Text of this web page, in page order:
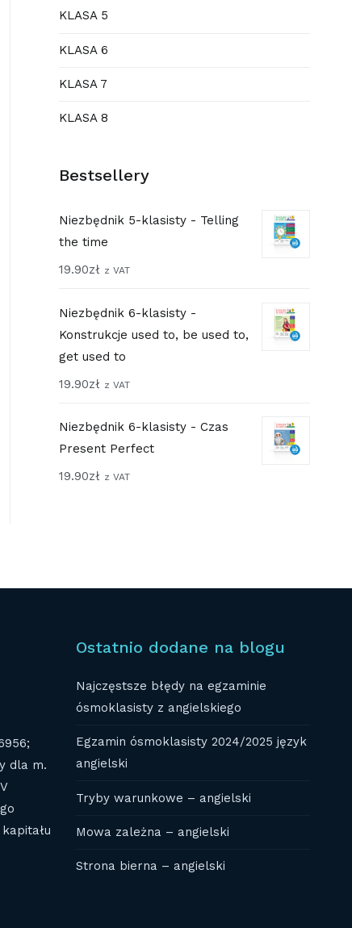
KLASA 5
KLASA 6
KLASA 7
KLASA 8
Bestsellery
Niezbędnik 5-klasisty - Telling
the time
19.90zł z VAT
Niezbędnik 6-klasisty -
Konstrukcje used to, be used to,
get used to
19.90zł z VAT
Niezbędnik 6-klasisty - Czas
Present Perfect
19.90zł z VAT
dla m.
Ostatnio dodane na blogu
Najczęstsze błędy na egzaminie
ósmoklasisty z angielskiego
Egzamin ósmoklasisty 2024/2025 język
angielski
Tryby warunkowe – angielski
Mowa zależna – angielski
Strona bierna – angielski